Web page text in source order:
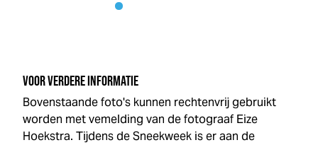
VOOR VERDERE INFORMATIE
Bovenstaande foto's kunnen rechtenvrij gebruikt
worden met vemelding van de fotograaf Eize
Hoekstra. Tijdens deSneekweek is er aan de